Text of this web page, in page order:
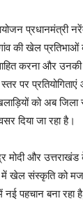
प्रधानमंत्री
की खेल प्रतिभाओं
करना और उनकी
पर
को अब
दिया जा रहा है।
मोदी और
खेल संस्कृति को
पहचान बना रहा